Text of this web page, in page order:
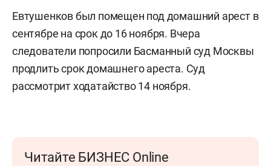
Евтушенков был помещен под домашний арест в
сентябре на срок до 16 ноября. Вчера
следователи попросили Басманный суд Москвы
продлить срок домашнего ареста. Суд
рассмотрит ходатайство 14 ноября.
Читайте БИЗНЕС Online